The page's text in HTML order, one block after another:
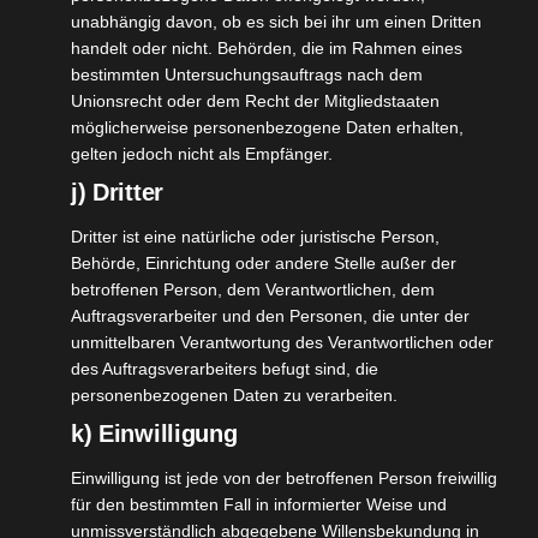
zum die Neugierde stillen. Ich werde die Produkte
natürlich noch im Detail zeigen
Wie [...]
syoss Glaze Intense
unabhängig davon, ob es sich bei ihr um einen Dritten
handelt oder nicht. Behörden, die im Rahmen eines
bestimmten Untersuchungsauftrags nach dem
Unionsrecht oder dem Recht der Mitgliedstaaten
möglicherweise personenbezogene Daten erhalten,
gelten jedoch nicht als Empfänger.
j) Dritter
Dritter ist eine natürliche oder juristische Person,
Behörde, Einrichtung oder andere Stelle außer der
betroffenen Person, dem Verantwortlichen, dem
Auftragsverarbeiter und den Personen, die unter der
unmittelbaren Verantwortung des Verantwortlichen oder
des Auftragsverarbeiters befugt sind, die
personenbezogenen Daten zu verarbeiten.
k) Einwilligung
Einwilligung ist jede von der betroffenen Person freiwillig
für den bestimmten Fall in informierter Weise und
unmissverständlich abgegebene Willensbekundung in